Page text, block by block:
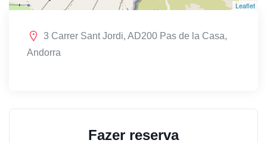
Leaflet
3 Carrer Sant Jordi, AD200 Pas de la Casa,
Andorra
Fazer reserva